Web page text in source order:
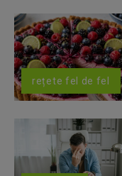
rețete fel de fel